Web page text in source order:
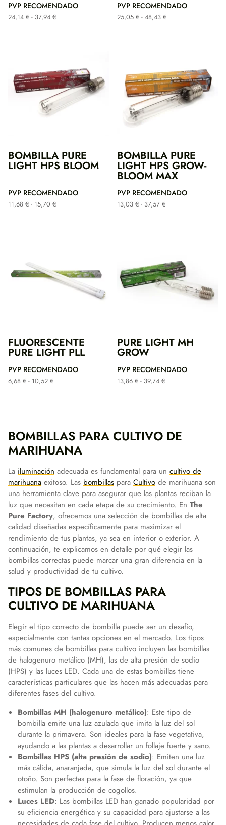
BOMBILLAS PARA CULTIVO DE
MARIHUANA
La iluminación adecuada es fundamental para un cultivo de
marihuana exitoso. Las bombillas para Cultivo de marihuana son
una herramienta clave para asegurar que las plantas reciban la
luz que necesitan en cada etapa de su crecimiento. En The
Pure Factory, ofrecemos una selección de bombillas de alta
calidad diseñadas específicamente para maximizar el
rendimiento de tus plantas, ya sea en interior o exterior. A
continuación, te explicamos en detalle por qué elegir las
bombillas correctas puede marcar una gran diferencia en la
salud y productividad de tu cultivo.
TIPOS DE BOMBILLAS PARA
CULTIVO DE MARIHUANA
Elegir el tipo correcto de bombilla puede ser un desafío,
especialmente con tantas opciones en el mercado. Los tipos
más comunes de bombillas para cultivo incluyen las bombillas
de halogenuro metálico (MH), las de alta presión de sodio
(HPS) y las luces LED. Cada una de estas bombillas tiene
características particulares que las hacen más adecuadas para
diferentes fases del cultivo.
Bombillas MH (halogenuro metálico): Este tipo de
bombilla emite una luz azulada que imita la luz del sol
durante la primavera. Son ideales para la fase vegetativa,
ayudando a las plantas a desarrollar un follaje fuerte y sano.
Bombillas HPS (alta presión de sodio): Emiten una luz
más cálida, anaranjada, que simula la luz del sol durante el
otoño. Son perfectas para la fase de floración, ya que
estimulan la producción de cogollos.
Luces LED: Las bombillas LED han ganado popularidad por
su eficiencia energética y su capacidad para ajustarse a las
PVP RECOMENDADO
24,14 € - 37,94 €Rango
37,94 €
PVP RECOMENDADO
25,05 € - 48,43 €Rango
48,43 €
BOMBILLA PURE
LIGHT HPS BLOOM
PVP RECOMENDADO
11,68 € - 15,70 €Rango
BOMBILLA PURE
LIGHT HPS GROW-
BLOOM MAX
PVP RECOMENDADO
13,03 € - 37,57 €Rango
37,57 €
FLUORESCENTE
PURE LIGHT PLL
PVP RECOMENDADO
6,68 € - 10,52 €Rango
10,52 €
PURE LIGHT MH
GROW
PVP RECOMENDADO
13,86 € - 39,74 €Rango
39,74 €